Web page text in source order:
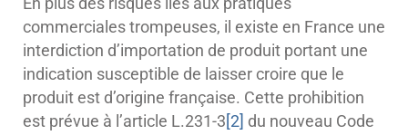
En plus des risques liés aux pratiques
commerciales trompeuses, il existe en France une
interdiction d’importation de produit portant une
indication susceptible de laisser croire que le
produit est d’origine française. Cette prohibition
est prévue à l’article L.231-3 [2] du nouveau Code